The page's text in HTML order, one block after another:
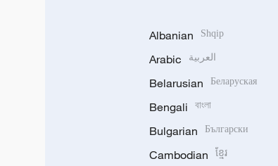
Albanian Shqip
Arabic العربية
Belarusian Беларуская
Bengali বাংলা
Bulgarian Български
Cambodian ខ្មែរ